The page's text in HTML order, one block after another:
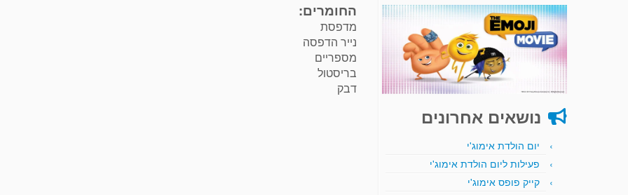
נושאים אחרונים
יום הולדת אימוג'י
פעילות ליום הולדת אימוג'י
קייק פופס אימוג'י
החומרים:
מדפסת
נייר הדפסה
מספריים
בריסטול
דבק